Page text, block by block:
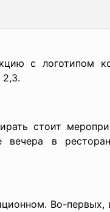
с логотипом
стоит
вечера в
Во-